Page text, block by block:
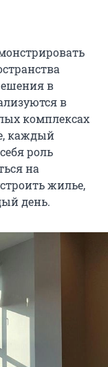
в
в
комплексах
каждый
роль
на
жилье,
день.